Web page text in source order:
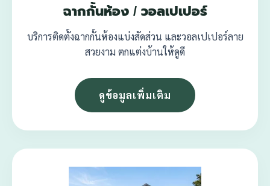
ฉากกั้นห้อง / วอลเปเปอร์
บริการติดตั้งฉากกั้นห้องแบ่งสัดส่วน และวอลเปเปอร์ลาย
สวยงาม ตกแต่งบ้านให้ดูดี
ดูข้อมูลเพิ่มเติม